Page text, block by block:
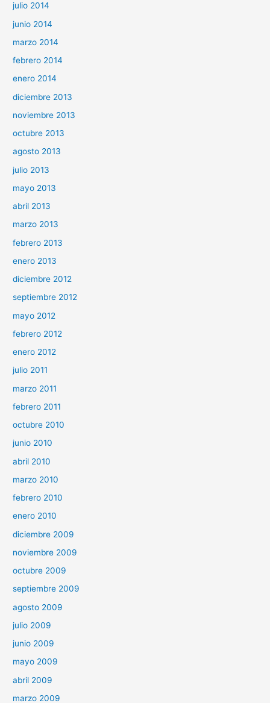
julio 2014
junio 2014
marzo 2014
febrero 2014
enero 2014
diciembre 2013
noviembre 2013
octubre 2013
agosto 2013
julio 2013
mayo 2013
abril 2013
marzo 2013
febrero 2013
enero 2013
diciembre 2012
septiembre 2012
mayo 2012
febrero 2012
enero 2012
julio 2011
marzo 2011
febrero 2011
octubre 2010
junio 2010
abril 2010
marzo 2010
febrero 2010
enero 2010
diciembre 2009
noviembre 2009
octubre 2009
septiembre 2009
agosto 2009
julio 2009
junio 2009
mayo 2009
abril 2009
marzo 2009